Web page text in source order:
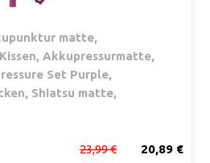
matte,
Akkupressurmatte,
Set Purple,
Shiatsu matte,
20,89 €
23,99 €